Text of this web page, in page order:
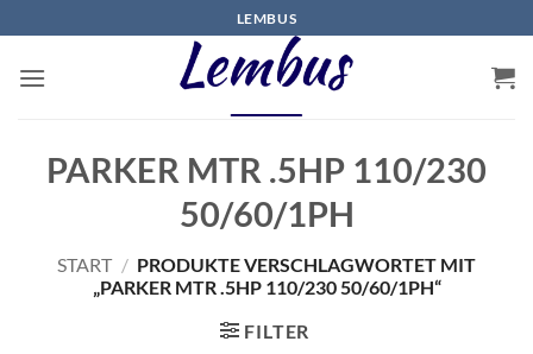
Inhalt
springen
LEMBUS
PARKER MTR .5HP 110/230
50/60/1PH
START / PRODUKTE VERSCHLAGWORTET MIT
„PARKER MTR .5HP 110/230 50/60/1PH“
FILTER